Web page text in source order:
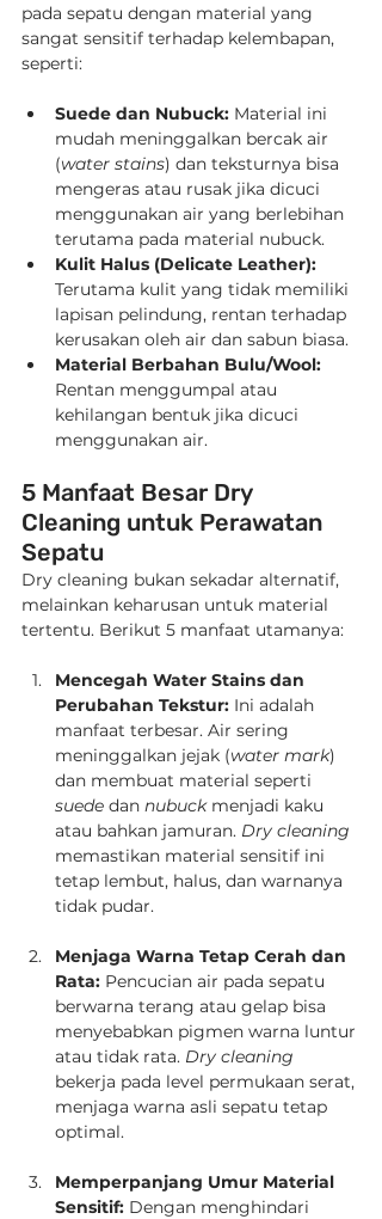
pada sepatu dengan material yang
sangat sensitif terhadap kelembapan,
seperti:
Suede dan Nubuck: Material ini
mudah meninggalkan bercak air
(water stains) dan teksturnya bisa
mengeras atau rusak jika dicuci
menggunakan air yang berlebihan
terutama pada material nubuck.
Kulit Halus (Delicate Leather):
Terutama kulit yang tidak memiliki
lapisan pelindung, rentan terhadap
kerusakan oleh air dan sabun biasa.
Material Berbahan Bulu/Wool:
Rentan menggumpal atau
kehilangan bentuk jika dicuci
menggunakan air.
5 Manfaat Besar Dry
Cleaning untuk Perawatan
Sepatu
Dry cleaning bukan sekadar alternatif,
melainkan keharusan untuk material
tertentu. Berikut 5 manfaat utamanya:
Mencegah Water Stains dan
Perubahan Tekstur: Ini adalah
manfaat terbesar. Air sering
meninggalkan jejak (water mark)
dan membuat material seperti
suede dan nubuck menjadi kaku
atau bahkan jamuran. Dry cleaning
memastikan material sensitif ini
tetap lembut, halus, dan warnanya
tidak pudar.
Menjaga Warna Tetap Cerah dan
Rata: Pencucian air pada sepatu
berwarna terang atau gelap bisa
menyebabkan pigmen warna luntur
atau tidak rata. Dry cleaning
bekerja pada level permukaan serat,
menjaga warna asli sepatu tetap
optimal.
Memperpanjang Umur Material
Sensitif: Dengan menghindari